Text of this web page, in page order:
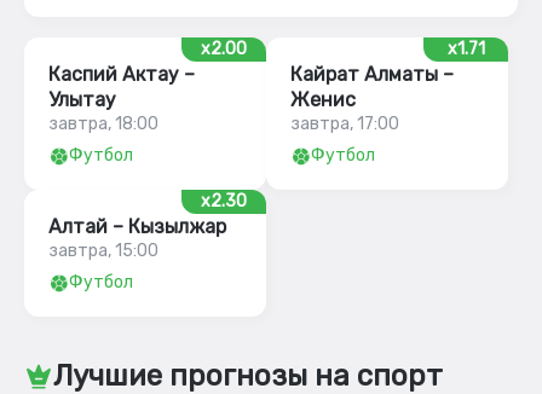
x2.00
Каспий Актау –
Улытау
завтра, 18:00
Футбол
x1.71
Кайрат Алматы –
Женис
завтра, 17:00
Футбол
x2.30
Алтай – Кызылжар
завтра, 15:00
Футбол
Лучшие прогнозы на спорт